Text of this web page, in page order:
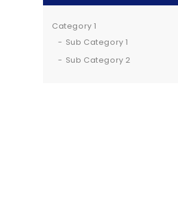
Category 1
Sub Category 1
Sub Category 2